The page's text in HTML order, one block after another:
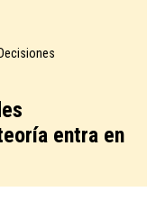
entra en